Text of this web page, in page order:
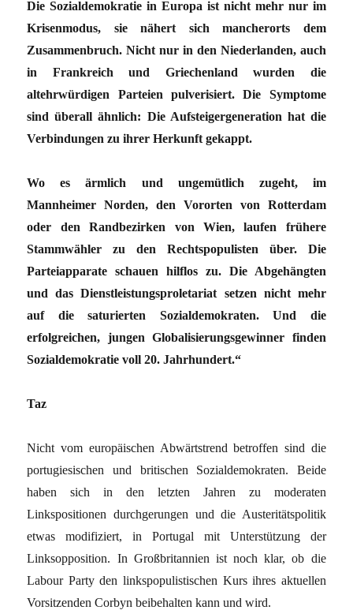
Die Sozialdemokratie in Europa ist nicht mehr nur im
Krisenmodus, sie nähert sich mancherorts dem
Zusammenbruch. Nicht nur in den Niederlanden, auch
in Frankreich und Griechenland wurden die
altehrwürdigen Parteien pulverisiert. Die Symptome
sind überall ähnlich: Die Aufsteigergeneration hat die
Verbindungen zu ihrer Herkunft gekappt.
Wo es ärmlich und ungemütlich zugeht, im
Mannheimer Norden, den Vororten von Rotterdam
oder den Randbezirken von Wien, laufen frühere
Stammwähler zu den Rechtspopulisten über. Die
Parteiapparate schauen hilflos zu. Die Abgehängten
und das Dienstleistungsproletariat setzen nicht mehr
auf die saturierten Sozialdemokraten. Und die
erfolgreichen, jungen Globalisierungsgewinner finden
Sozialdemokratie voll 20. Jahrhundert.“
Taz
Nicht vom europäischen Abwärtstrend betroffen sind die
portugiesischen und britischen Sozialdemokraten. Beide
haben sich in den letzten Jahren zu moderaten
Linkspositionen durchgerungen und die Austeritätspolitik
etwas modifiziert, in Portugal mit Unterstützung der
Linksopposition. In Großbritannien ist noch klar, ob die
Labour Party den linkspopulistischen Kurs ihres aktuellen
Vorsitzenden Corbyn beibehalten kann und wird.